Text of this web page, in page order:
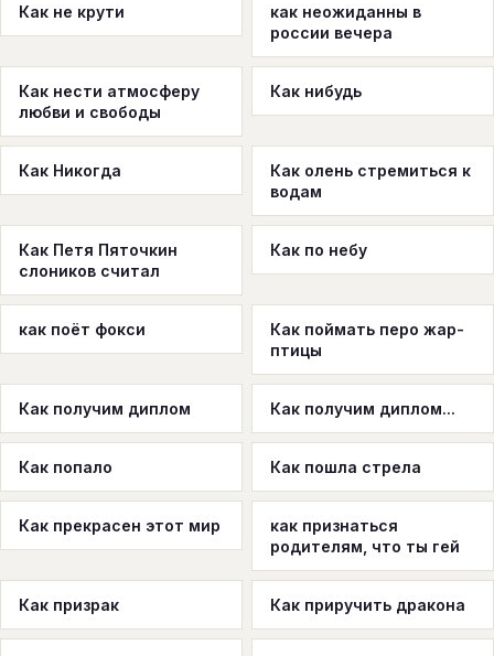
Как не крути
как неожиданны в
россии вечера
Как нести атмосферу
любви и свободы
Как нибудь
Как Никогда
Как олень стремиться к
водам
Как Петя Пяточкин
слоников считал
Как по небу
как поёт фокси
Как поймать перо жар-
птицы
Как получим диплом Как получим диплом...
Как попало Как пошла стрела
Как прекрасен этот мир
как признаться
родителям, что ты гей
Как призрак Как приручить дракона